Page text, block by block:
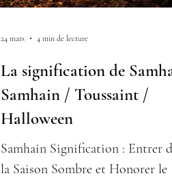
La signification de
Samhain / Toussaint /
Halloween
Samhain Signification : Entrer
la Saison Sombre et Honorer le
24 mars 4 min de lecture